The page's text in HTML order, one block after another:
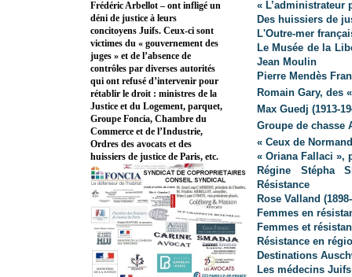
« L’administrateur
Des huissiers de
L'Outre-mer
Le Musée de la
Jean Moulin
Pierre Mendès
Romain Gary, des
Max Guedj (1913-
Groupe de chasse
« Ceux de
« Oriana Fallaci »,
Régine Stépha
Résistance
Rose Valland
Femmes en
Femmes et
Résistance en
Destinations
Les médecins
Frédéric Arbellot – ont infligé un
déni de justice à leurs
concitoyens Juifs. Ceux-ci sont
victimes du « gouvernement des
juges » et de l’absence de
contrôles par diverses autorités
qui ont refusé d’intervenir pour
rétablir le droit : ministres de la
Justice et du Logement, parquet,
Groupe Foncia, Chambre du
Commerce et de l’Industrie,
Ordres des avocats et des
huissiers de justice de Paris, etc.